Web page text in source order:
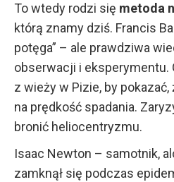
To wtedy rodzi się metoda
którą znamy dziś. Francis
potęga” – ale prawdziwa
obserwacji i eksperymentu.
z wieży w Pizie, by pokazać,
na prędkość spadania.
bronić heliocentryzmu.
Isaac Newton – samotnik,
zamknął się podczas